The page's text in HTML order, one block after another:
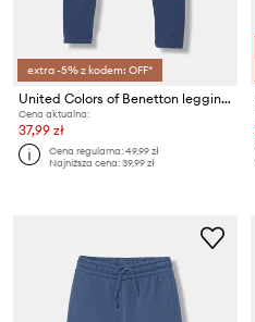
extra -5% z kodem: OFF*
United Colors of Benetton legginsy dziecięce bawełniane z elastanem
Cena aktualna:
37,99 zł
Cena regularna:49,99 zł
Najniższa cena:39,99 zł